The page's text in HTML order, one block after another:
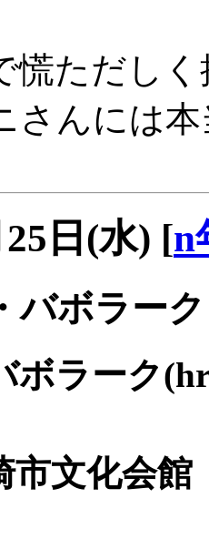
慌ただし
さんには
日(水) [n
バボラー
ボラーク
市文化会館